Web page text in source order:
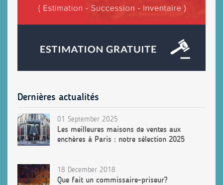
Dernières actualités
01 September 2025
Les meilleures maisons de ventes aux
enchères à Paris : notre sélection 2025
18 December 2018
Que fait un commissaire-priseur?